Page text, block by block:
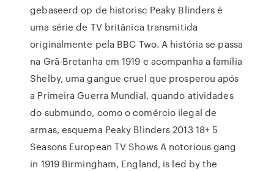
gebaseerd op de historisc Peaky Blinders é
uma série de TV britânica transmitida
originalmente pela BBC Two. A história se passa
na Grã-Bretanha em 1919 e acompanha a família
Shelby, uma gangue cruel que prosperou após
a Primeira Guerra Mundial, quando atividades
do submundo, como o comércio ilegal de
armas, esquema Peaky Blinders 2013 18+ 5
Seasons European TV Shows A notorious gang
in 1919 Birmingham, England, is led by the